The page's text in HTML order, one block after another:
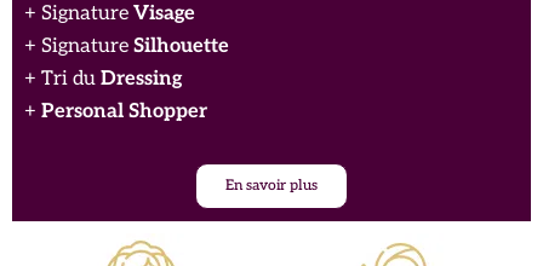
+ Signature Visage
+ Signature Silhouette
+ Tri du Dressing
+ Personal Shopper
En savoir plus